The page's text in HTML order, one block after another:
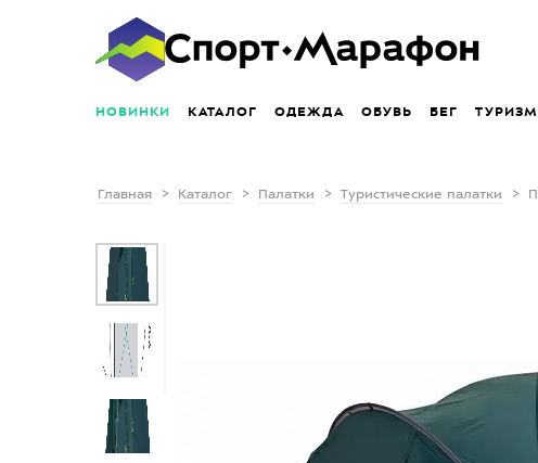
НОВИНКИ КАТАЛОГ ОДЕЖДА ОБУВЬ БЕГ ТУРИЗМ
Главная Каталог Палатки Туристические палатки